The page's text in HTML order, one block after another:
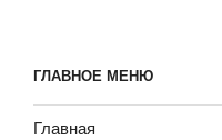
ГЛАВНОЕ МЕНЮ
Главная